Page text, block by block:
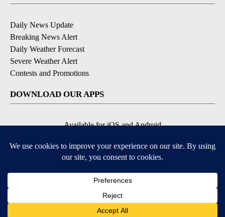
Daily News Update
Breaking News Alert
Daily Weather Forecast
Severe Weather Alert
Contests and Promotions
DOWNLOAD OUR APPS
Available for iOS and Android
© 2026, NPG of Idaho, Inc. Idaho Falls, ID USA